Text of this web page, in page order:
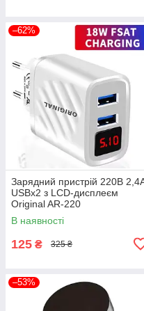
–62%
Зарядний пристрій 220В
USBx2 з LCD-дисплеєм
Original AR-220
В наявності
125 ₴ 325 ₴
–53%